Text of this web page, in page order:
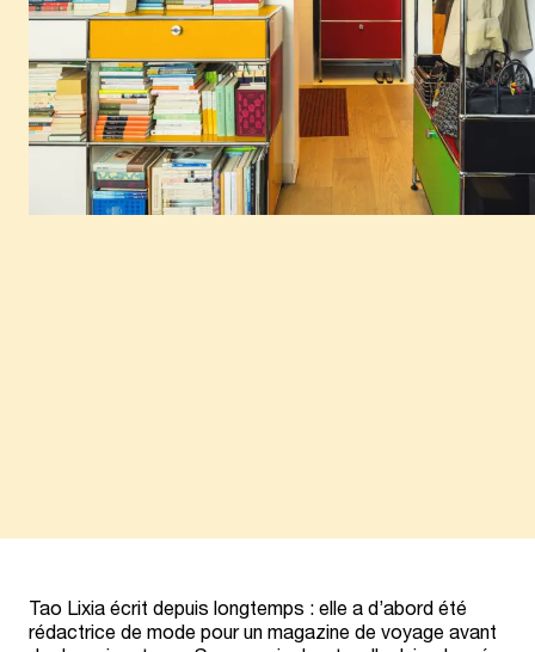
Tao Lixia écrit depuis longtemps : elle a d’abord été
rédactrice de mode pour un magazine de voyage avant